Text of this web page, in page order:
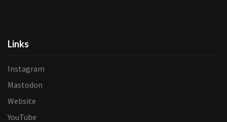
Links
Instagram
Mastodon
Website
YouTube